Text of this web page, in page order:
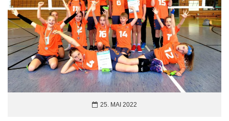
25. MAI 2022